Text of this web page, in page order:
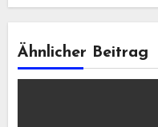
Ähnlicher Beitrag